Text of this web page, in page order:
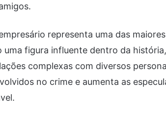
representa uma das
uma figura influente dentro da
complexas com diversos
no crime e aumenta as